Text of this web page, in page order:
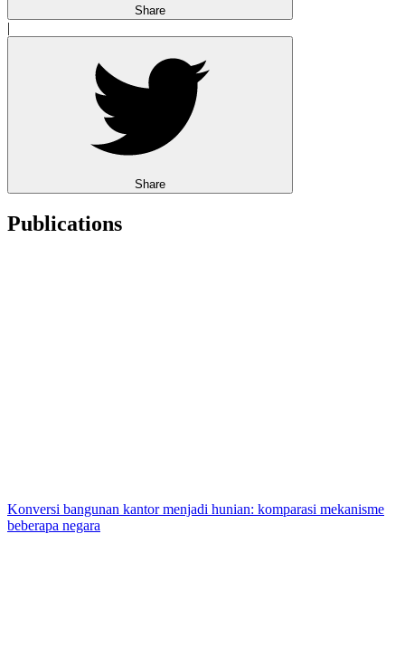
Share
|
Share
Publications
Konversi bangunan kantor menjadi hunian: komparasi mekanisme
beberapa negara